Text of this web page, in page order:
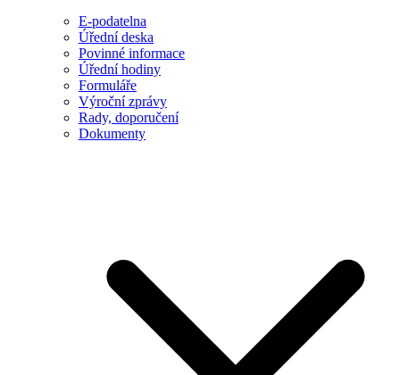
E-podatelna
Úřední deska
Povinné informace
Úřední hodiny
Formuláře
Výroční zprávy
Rady, doporučení
Dokumenty